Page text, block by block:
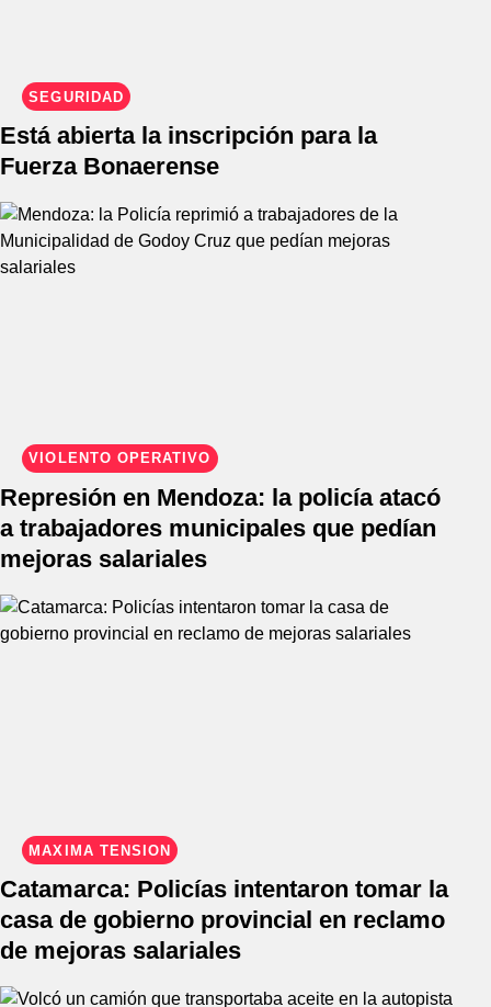
SEGURIDAD
Está abierta la inscripción para la
Fuerza Bonaerense
VIOLENTO OPERATIVO
Represión en Mendoza: la policía atacó
a trabajadores municipales que pedían
mejoras salariales
MÁXIMA TENSIÓN
Catamarca: Policías intentaron tomar la
casa de gobierno provincial en reclamo
de mejoras salariales